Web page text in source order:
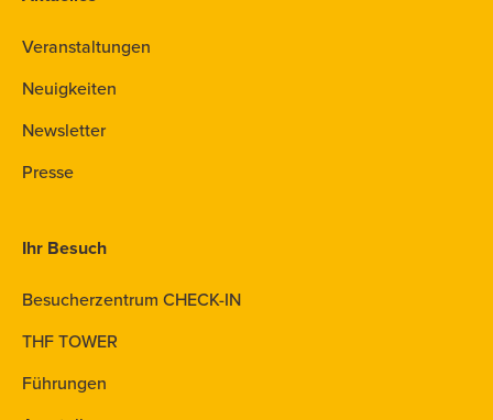
Veranstaltungen
Neuigkeiten
Newsletter
Presse
Ihr Besuch
Besucherzentrum CHECK-IN
THF TOWER
Führungen